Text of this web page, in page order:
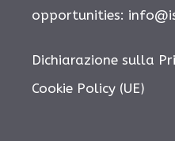
opportunities:
Dichiarazione sulla
Cookie Policy (UE)